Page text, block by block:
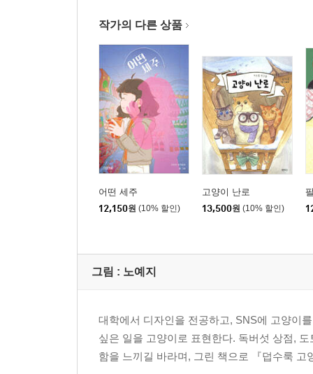
작가의 다른 상품
어떤 세주
12,150원 (10% 할인)
고양이 난로
13,500원 (10% 할인)
그림 : 노예지
대학에서 디자인을 전공하고, SNS에 고양이
싶은 일을 고양이로 표현한다. 독버섯 상점,
함을 느끼길 바라며, 그린 책으로 『덥수룩 고